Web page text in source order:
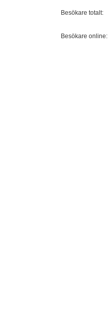
Besökare totalt:
Besökare online: